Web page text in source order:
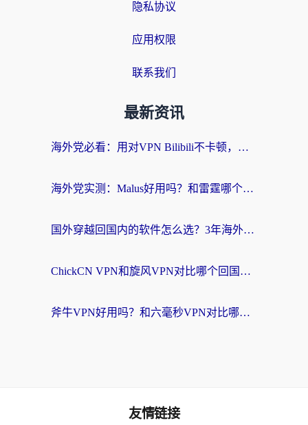
隐私协议
应用权限
联系我们
最新资讯
海外党必看：用对VPN Bilibili不卡顿，英国玩国内游戏也丝滑——2026回国加速器选择指南
海外党实测：Malus好用吗？和雷霆哪个好？+ 3款热门加速器深度对比
国外穿越回国内的软件怎么选？3年海外党亲测实用指南，告别地域限制
ChickCN VPN和旋风VPN对比哪个回国效果更好？海外党实测回国内网神器指南
斧牛VPN好用吗？和六毫秒VPN对比哪个回国效果更好？海外党亲测实用指南
友情链接